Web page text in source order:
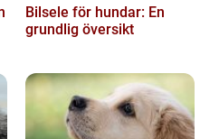
Bilsele för hundar: En
grundlig översikt